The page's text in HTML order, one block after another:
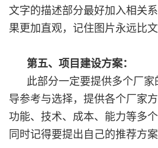
文字的描述部分最好加入相关
果更加直观，记住图片永远比
第五、项目建设方案：
此部分一定要提供多个厂家
导参考与选择，提供各个厂家
功能、技术、成本、能力等多
同时记得要提出自己的推荐方